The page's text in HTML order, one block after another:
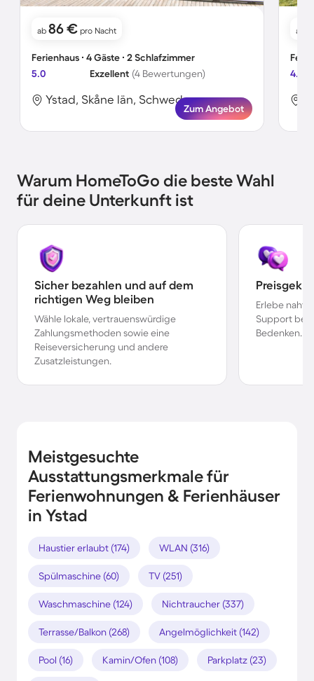
ab 86 € pro Nacht
Ferienhaus ∙ 4 Gäste ∙ 2 Schlafzimmer
5.0
Exzellent (4 Bewertungen)
Ystad, Skåne län, Schweden
Zum Angebot
ab
4.0
Warum HomeToGo die beste Wahl
für deine Unterkunft ist
Sicher bezahlen und auf dem
richtigen Weg bleiben
Wähle lokale, vertrauenswürdige
Zahlungsmethoden sowie eine
Reiseversicherung und andere
Zusatzleistungen.
Erlebe
Support bei
Bedenken.
Meistgesuchte
Ausstattungsmerkmale für
Ferienwohnungen & Ferienhäuser
in Ystad
Haustier erlaubt (174) WLAN (316)
Spülmaschine (60) TV (251)
Waschmaschine (124) Nichtraucher (337)
Terrasse/Balkon (268) Angelmöglichkeit (142)
Pool (16) Kamin/Ofen (108) Parkplatz (23)